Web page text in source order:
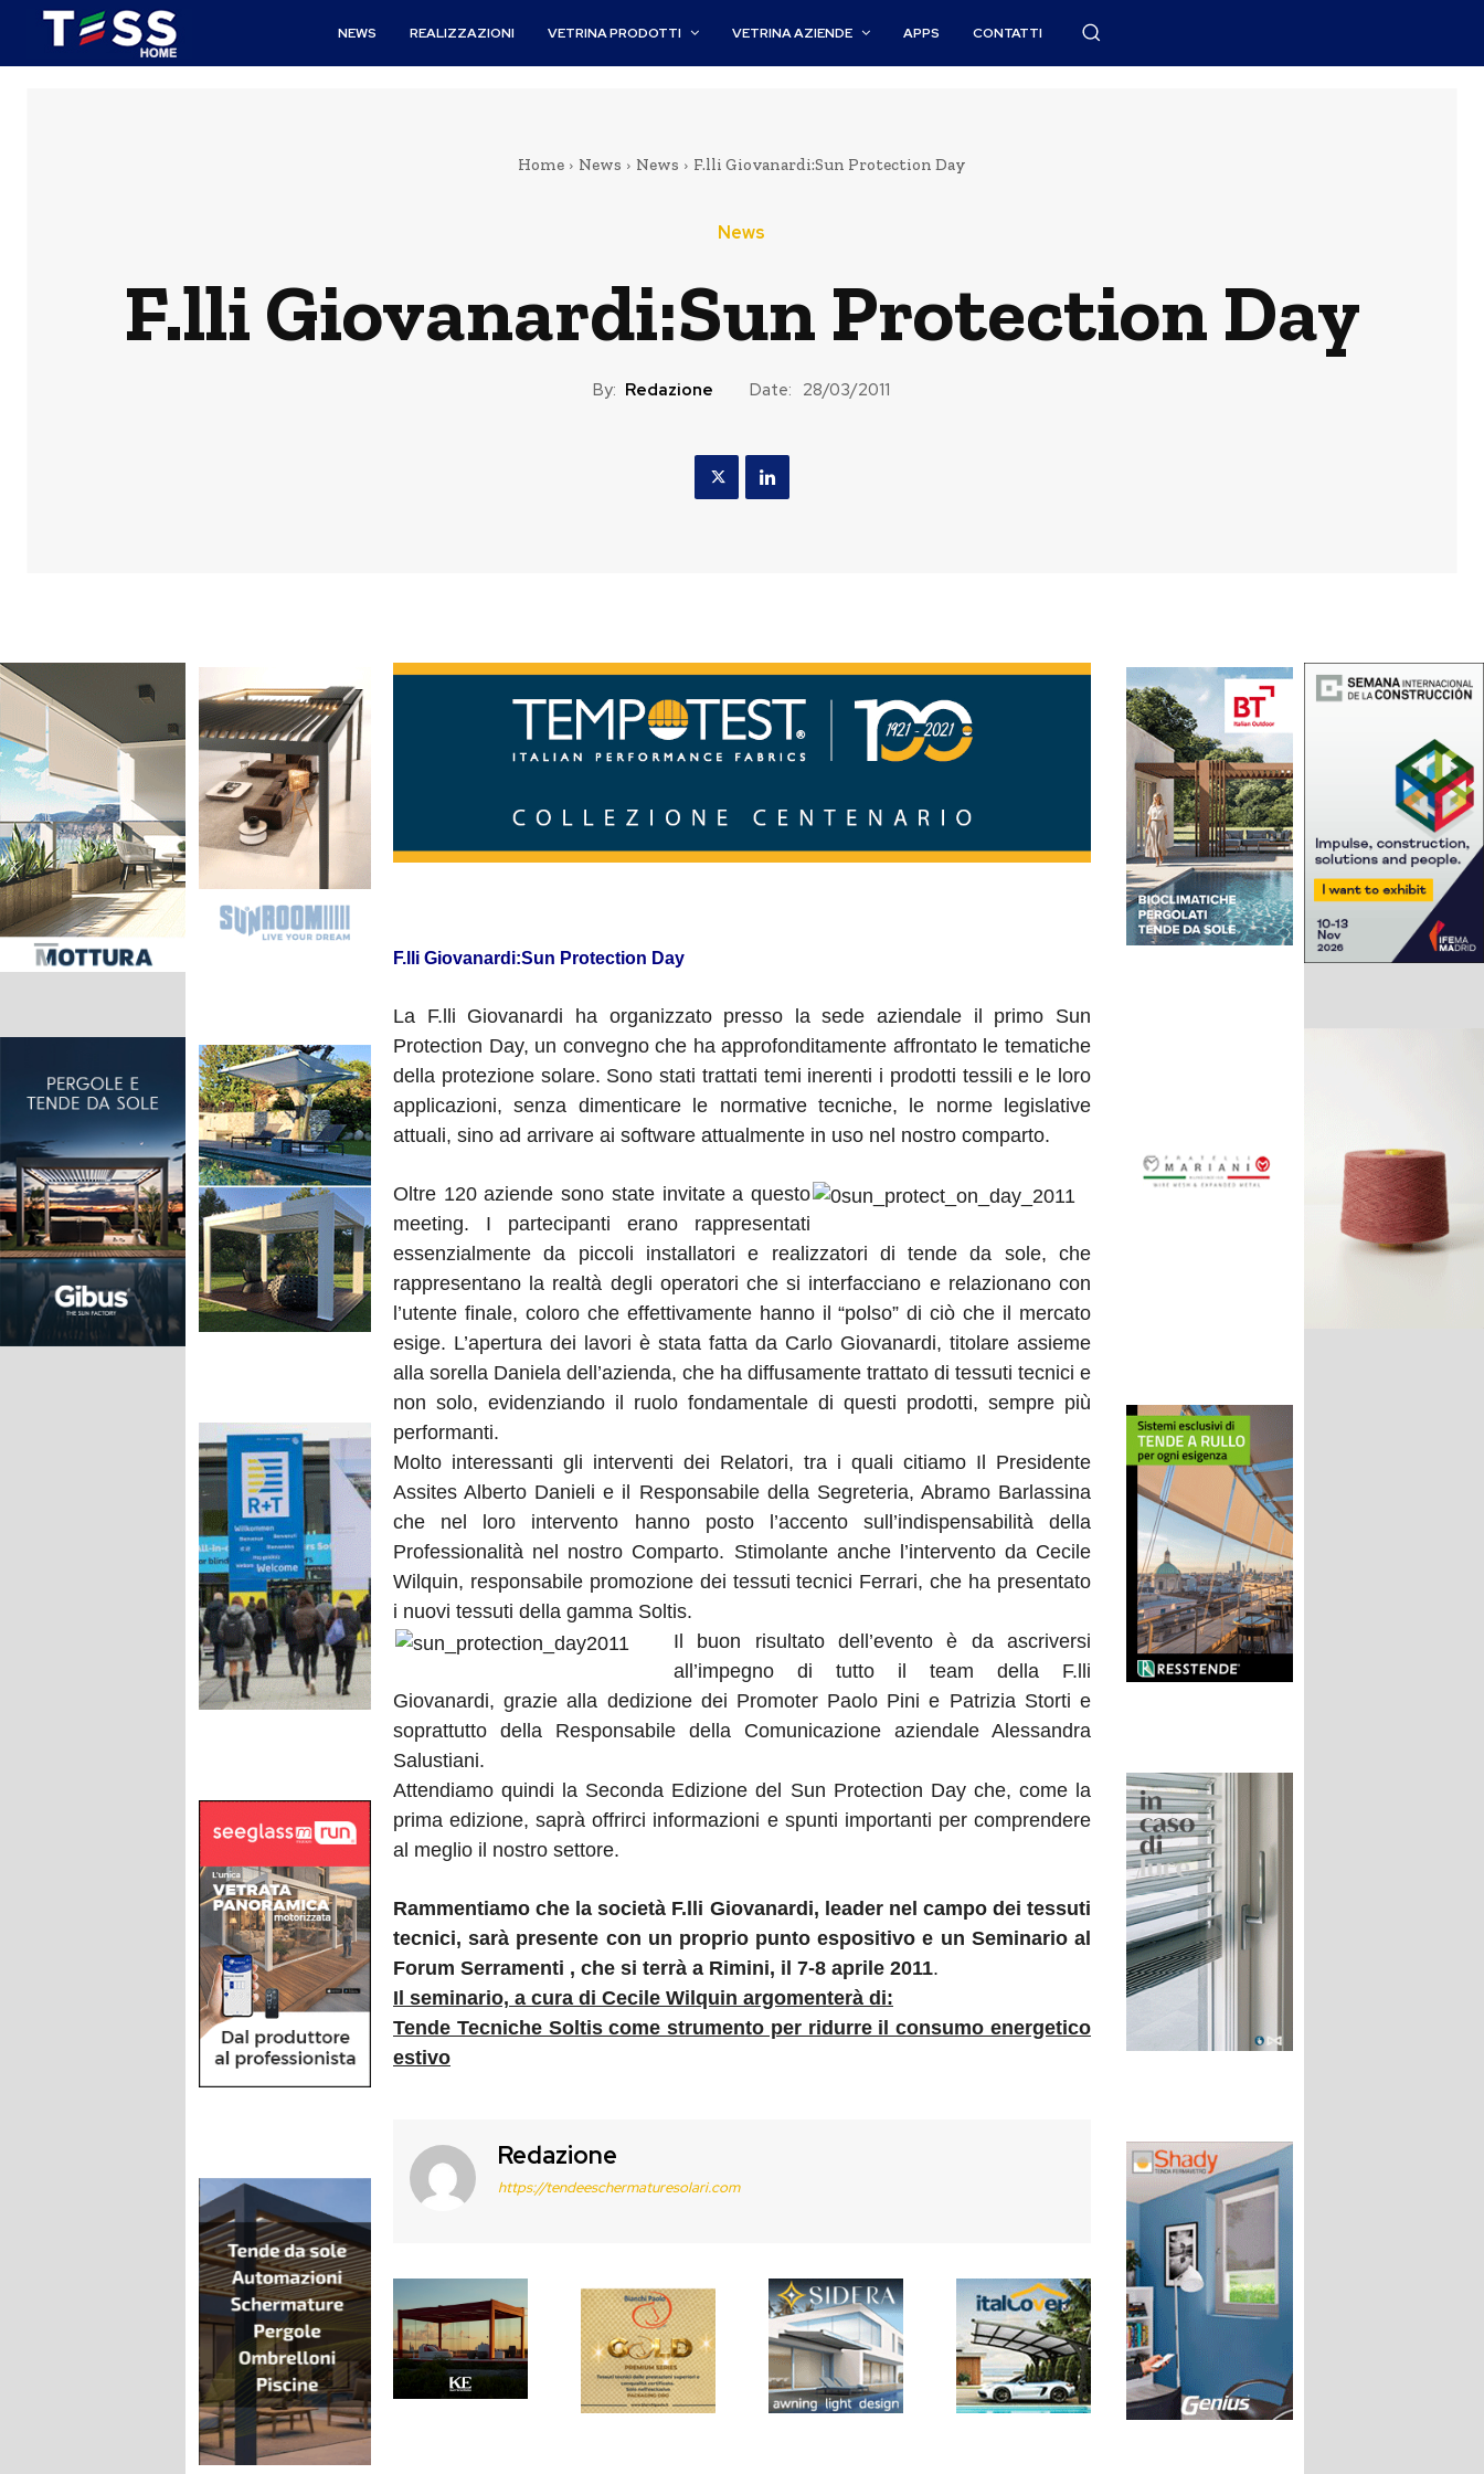
NEWS REALIZZAZIONI VETRINA PRODOTTI VETRINA AZIENDE APPS CONTATTI
Home News News F.lli Giovanardi:Sun Protection Day
News
F.lli Giovanardi:Sun Protection Day
By: Redazione Date: 28/03/2011
F.lli Giovanardi:Sun Protection Day
La F.lli Giovanardi ha organizzato presso la sede aziendale il primo Sun
Protection Day, un convegno che ha approfonditamente affrontato le tematiche
della protezione solare. Sono stati trattati temi inerenti i prodotti tessili e le loro
applicazioni, senza dimenticare le normative tecniche, le norme legislative
attuali, sino ad arrivare ai software attualmente in uso nel nostro comparto.
Oltre 120 aziende sono state invitate a questo
meeting. I partecipanti erano rappresentati
essenzialmente da piccoli installatori e realizzatori di tende da sole, che
rappresentano la realtà degli operatori che si interfacciano e relazionano con
l’utente finale, coloro che effettivamente hanno il “polso” di ciò che il mercato
esige. L’apertura dei lavori è stata fatta da Carlo Giovanardi, titolare assieme
alla sorella Daniela dell’azienda, che ha diffusamente trattato di tessuti tecnici e
non solo, evidenziando il ruolo fondamentale di questi prodotti, sempre più
performanti.
Molto interessanti gli interventi dei Relatori, tra i quali citiamo Il Presidente
Assites Alberto Danieli e il Responsabile della Segreteria, Abramo Barlassina
che nel loro intervento hanno posto l’accento sull’indispensabilità della
Professionalità nel nostro Comparto. Stimolante anche l’intervento da Cecile
Wilquin, responsabile promozione dei tessuti tecnici Ferrari, che ha presentato
i nuovi tessuti della gamma Soltis.
Il buon risultato dell’evento è da ascriversi
all’impegno di tutto il team della F.lli
Giovanardi, grazie alla dedizione dei Promoter Paolo Pini e Patrizia Storti e
soprattutto della Responsabile della Comunicazione aziendale Alessandra
Salustiani.
Attendiamo quindi la Seconda Edizione del Sun Protection Day che, come la
prima edizione, saprà offrirci informazioni e spunti importanti per comprendere
al meglio il nostro settore.
Rammentiamo che la società F.lli Giovanardi, leader nel campo dei tessuti
tecnici, sarà presente con un proprio punto espositivo e un Seminario al
Forum Serramenti , che si terrà a Rimini, il 7-8 aprile 2011.
Il seminario, a cura di Cecile Wilquin argomenterà di:
Tende Tecniche Soltis come strumento per ridurre il consumo energetico
estivo
Redazione
https://tendeeschermaturesolari.com